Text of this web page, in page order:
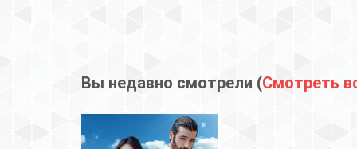
Вы недавно смотрели (Смотреть